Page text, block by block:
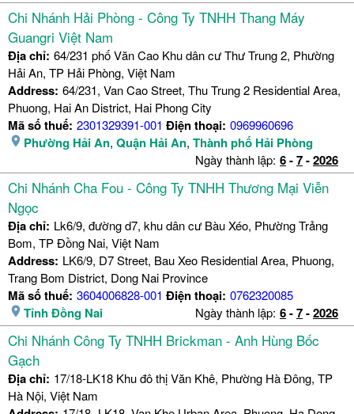
Chi Nhánh Hải Phòng - Công Ty TNHH Thang Máy
Guangri Việt Nam
Địa chỉ: 64/231 phố Văn Cao Khu dân cư Thư Trung 2, Phường
Hải An, TP Hải Phòng, Việt Nam
Address: 64/231, Van Cao Street, Thu Trung 2 Residential Area,
Phuong, Hai An District, Hai Phong City
Mã số thuế: 2301329391-001 Điện thoại: 0969960696
Phường Hải An, Quận Hải An, Thành phố Hải Phòng
Ngày thành lập: 6-7-2026
Chi Nhánh Cha Fou - Công Ty TNHH Thương Mại Viễn
Ngọc
Địa chỉ: Lk6/9, đường d7, khu dân cư Bàu Xéo, Phường Trảng
Bom, TP Đồng Nai, Việt Nam
Address: LK6/9, D7 Street, Bau Xeo Residential Area, Phuong,
Trang Bom District, Dong Nai Province
Mã số thuế: 3604006828-001 Điện thoại: 0762320085
Tỉnh Đồng Nai Ngày thành lập: 6-7-2026
Chi Nhánh Công Ty TNHH Brickman - Anh Hùng Bốc
Gạch
Địa chỉ: 17/18-LK18 Khu đô thị Văn Khê, Phường Hà Đông, TP
Hà Nội, Việt Nam